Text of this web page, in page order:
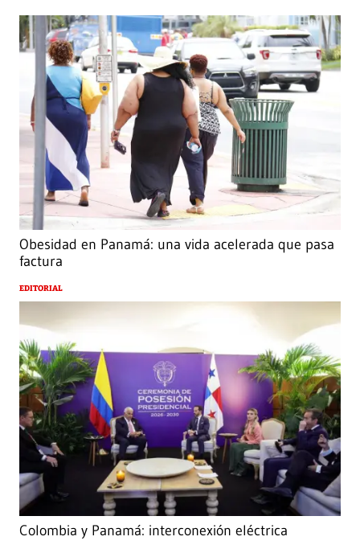
Obesidad en Panamá: una vida acelerada que pasa
factura
EDITORIAL
Colombia y Panamá: interconexión eléctrica